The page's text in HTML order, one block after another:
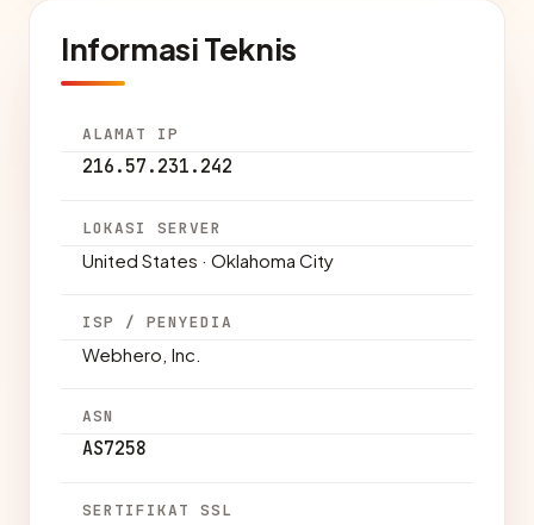
Informasi Teknis
ALAMAT IP
216.57.231.242
LOKASI SERVER
United States · Oklahoma City
ISP / PENYEDIA
Webhero, Inc.
ASN
AS7258
SERTIFIKAT SSL